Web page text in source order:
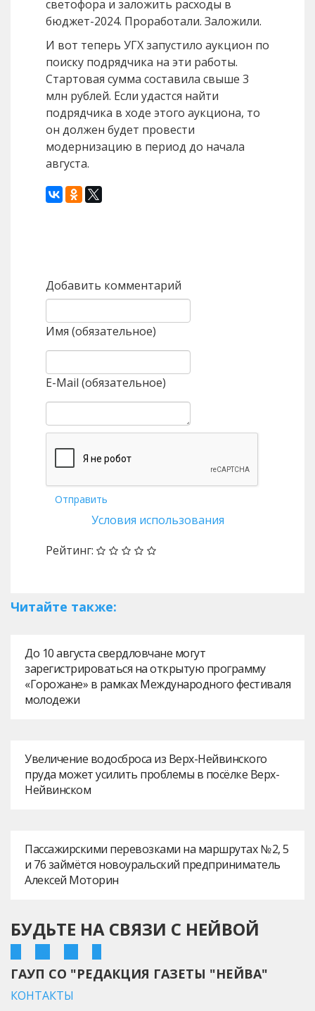
светофора и заложить расходы в
бюджет-2024. Проработали. Заложили.
И вот теперь УГХ запустило аукцион по
поиску подрядчика на эти работы.
Стартовая сумма составила свыше 3
млн рублей. Если удастся найти
подрядчика в ходе этого аукциона, то
он должен будет провести
модернизацию в период до начала
августа.
Добавить комментарий
Имя (обязательное)
E-Mail (обязательное)
Отправить
Условия использования
Рейтинг:
Читайте также:
До 10 августа свердловчане могут
зарегистрироваться на открытую программу
«Горожане» в рамках Международного фестиваля
молодежи
Увеличение водосброса из Верх-Нейвинского
пруда может усилить проблемы в посёлке Верх-
Нейвинском
Пассажирскими перевозками на маршрутах № 2, 5
и 76 займётся новоуральский предприниматель
Алексей Моторин
БУДЬТЕ НА СВЯЗИ С НЕЙВОЙ
ГАУП СО "РЕДАКЦИЯ ГАЗЕТЫ "НЕЙВА"
КОНТАКТЫ